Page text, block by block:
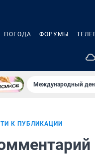
ПОГОДА ФОРУМЫ
Международный
К ПУБЛИКАЦИИ